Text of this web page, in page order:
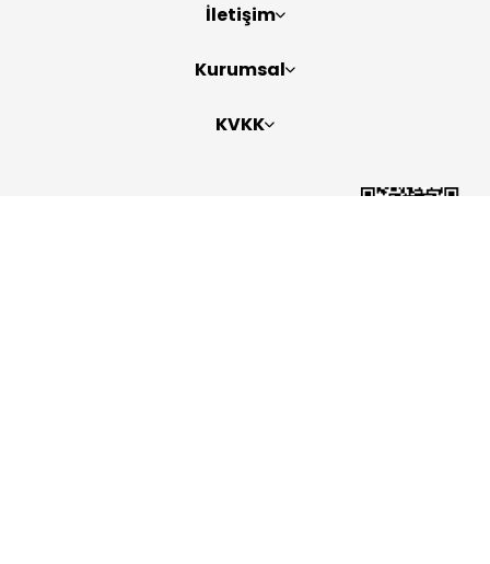
İletişim
Kurumsal
KVKK